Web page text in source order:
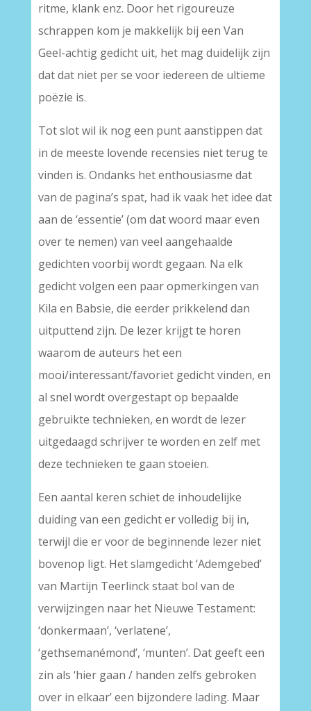
ritme, klank enz. Door het rigoureuze
schrappen kom je makkelijk bij een Van
Geel-achtig gedicht uit, het mag duidelijk zijn
dat dat niet per se voor iedereen de ultieme
poëzie is.
Tot slot wil ik nog een punt aanstippen dat
in de meeste lovende recensies niet terug te
vinden is. Ondanks het enthousiasme dat
van de pagina’s spat, had ik vaak het idee dat
aan de ‘essentie’ (om dat woord maar even
over te nemen) van veel aangehaalde
gedichten voorbij wordt gegaan. Na elk
gedicht volgen een paar opmerkingen van
Kila en Babsie, die eerder prikkelend dan
uitputtend zijn. De lezer krijgt te horen
waarom de auteurs het een
mooi/interessant/favoriet gedicht vinden, en
al snel wordt overgestapt op bepaalde
gebruikte technieken, en wordt de lezer
uitgedaagd schrijver te worden en zelf met
deze technieken te gaan stoeien.
Een aantal keren schiet de inhoudelijke
duiding van een gedicht er volledig bij in,
terwijl die er voor de beginnende lezer niet
bovenop ligt. Het slamgedicht ‘Ademgebed’
van Martijn Teerlinck staat bol van de
verwijzingen naar het Nieuwe Testament:
‘donkermaan’, ‘verlatene’,
‘gethsemanémond’, ‘munten’. Dat geeft een
zin als ‘hier gaan / handen zelfs gebroken
over in elkaar’ een bijzondere lading. Maar